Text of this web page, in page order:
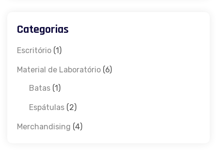
Categorias
Escritório (1)
Material de Laboratório (6)
Batas (1)
Espátulas (2)
Merchandising (4)